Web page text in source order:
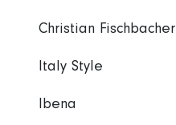
Christian Fischbacher
Italy Style
Ibena